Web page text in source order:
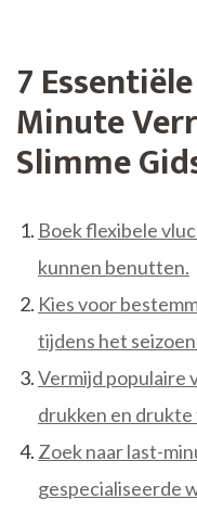
7
Minute
Slimme
Boek flexibele
kunnen benutten.
Kies voor
tijdens het
Vermijd populaire
drukken en
Zoek naar last-
gespecialiseerde